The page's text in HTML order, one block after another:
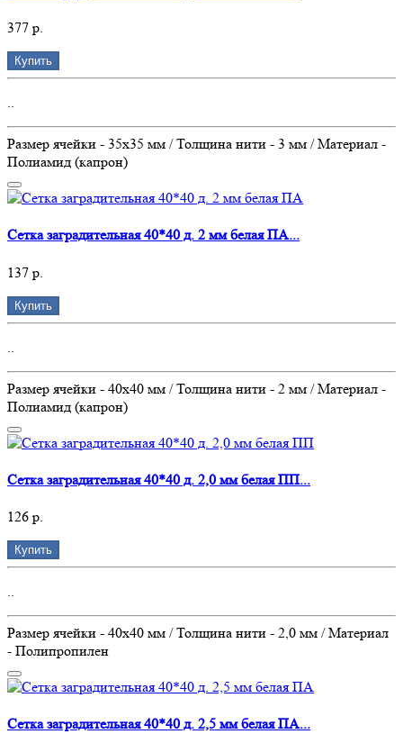
377 р.
Купить
..
Размер ячейки - 35х35 мм / Толщина нити - 3 мм / Материал -
Полиамид (капрон)
Сетка заградительная 40*40 д. 2 мм белая ПА...
137 р.
Купить
Размер ячейки - 40х40 мм / Толщина нити - 2 мм / Материал -
Полиамид (капрон)
Сетка заградительная 40*40 д. 2,0 мм белая ПП...
126 р.
Купить
..
Размер ячейки - 40х40 мм / Толщина нити - 2,0 мм / Материал
- Полипропилен
Сетка заградительная 40*40 д. 2,5 мм белая ПА...